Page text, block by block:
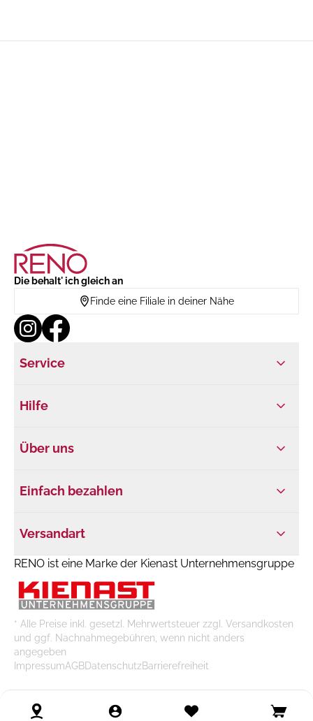
Die behalt' ich gleich an
Finde eine Filiale in deiner Nähe
Service
Hilfe
Über uns
Einfach bezahlen
Versandart
RENO ist eine Marke der Kienast Unternehmensgruppe
* Alle Preise inkl. gesetzl. Mehrwertsteuer zzgl. Versandkosten
und ggf. Nachnahmegebühren, wenn nicht anders
angegeben
ImpressumAGBDatenschutzBarrierefreiheit